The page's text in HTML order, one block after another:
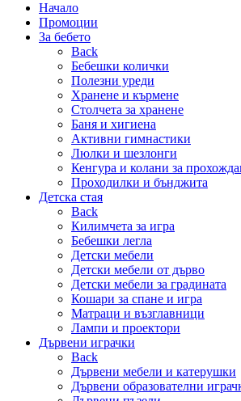
Начало
Промоции
За бебето
Back
Бебешки колички
Полезни уреди
Хранене и кърмене
Столчета за хранене
Баня и хигиена
Активни гимнастики
Люлки и шезлонги
Кенгура и колани за
Проходилки и бънджита
Детска стая
Back
Килимчета за игра
Бебешки легла
Детски мебели
Детски мебели от дърво
Детски мебели за градината
Кошари за спане и игра
Матраци и възглавници
Лампи и проектори
Дървени играчки
Back
Дървени мебели и катерушки
Дървени образователни